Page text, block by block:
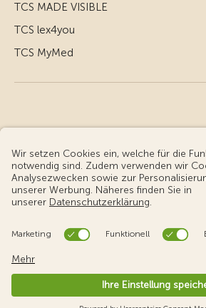
TCS MADE VISIBLE
TCS lex4you
TCS MyMed
© Touring Club
Benutzungsbedingungen -
Cookie-